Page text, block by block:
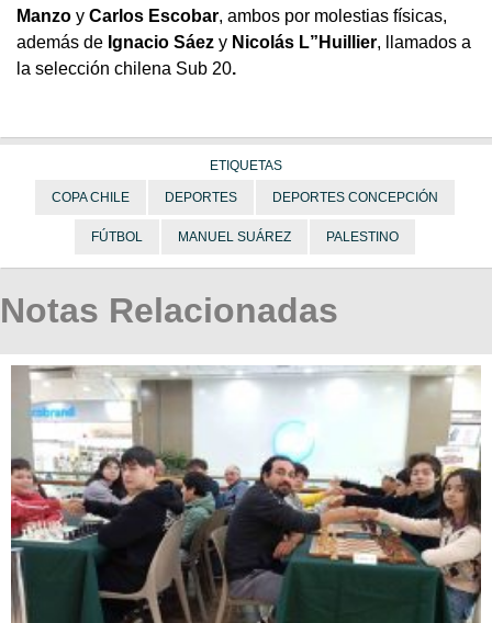
Manzo y Carlos Escobar, ambos por molestias físicas,
además de Ignacio Sáez y Nicolás L”Huillier, llamados a
la selección chilena Sub 20.
ETIQUETAS
COPA CHILE DEPORTES DEPORTES CONCEPCIÓN
FÚTBOL MANUEL SUÁREZ PALESTINO
Notas Relacionadas